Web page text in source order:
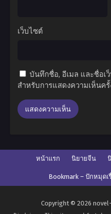
เว็บไซต์
บันทึกชื่อ, อีเมล และชื่อเ
สำหรับการแสดงความเห็นค
หน้าแรก นิยายจีน
Bookmark – ปักหมุด
Copyright © 2026